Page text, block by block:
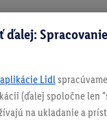
Bezpečný nákup
Lidl
(ďalej spoločne len
na ukladanie a